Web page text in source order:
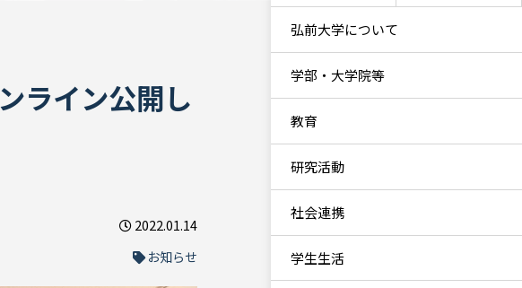
ライン公開し
2022.01.14
お知らせ
弘前大学について
学部・大学院等
教育
研究活動
社会連携
学生生活